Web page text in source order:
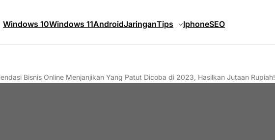
Windows 10Windows 11AndroidJaringanTips IphoneSEO
Bisnis Online Menjanjikan Yang Patut Dicoba di 2023, Hasilkan Jutaan Rupiah!